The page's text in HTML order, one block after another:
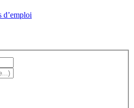
d’emploi